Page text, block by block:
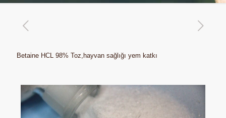
Betaine HCL 98% Toz,hayvan sağlığı yem katkı